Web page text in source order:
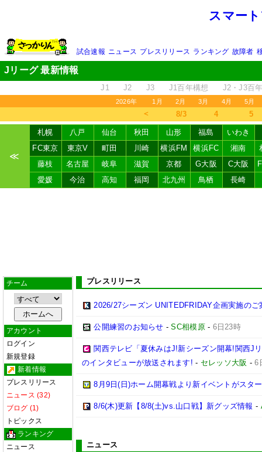
スマー
試合速報 ニュース プレスリリース ランキング 故障者
Jリーグ 最新情報
J1 J2 J3 J1百年構想 J2・J3百
2026年 1月 2月 3月 4月 5月
＜ 8/3 4 5
≪
札幌 八戸 仙台 秋田 山形 福島
いわき
FC東京
東京V 町田 川崎 横浜FM 横浜FC 湘南
藤枝
名古屋 岐阜 滋賀 京都 G大阪 C大阪
愛媛
今治 高知 福岡 北九州 鳥栖 長崎
チーム
アカウント
ログイン
新規登録
新着情報
プレスリリース
ニュース (32)
ブログ (1)
トピックス
ランキング
ニュース
プレスリリース
2026/27シーズン UNITEDFRIDAY企画実施のご
公開練習のお知らせ -SC相模原- 6日23時
関西テレビ「夏休みはJ!新シーズン開幕!関西J
のインタビューが放送されます! - セレッソ大阪 -6
8月9日(日)ホーム開幕戦より新イベントがスタ
8/6(木)更新【8/8(土)vs.山口戦】新グッズ情報 -
ニュース